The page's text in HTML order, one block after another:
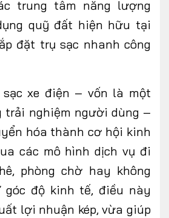
trung tâm năng lượng
quỹ đất hiện hữu tại
đặt trụ sạc nhanh công
xe điện – vốn là một
trải nghiệm người dùng –
hóa thành cơ hội kinh
các mô hình dịch vụ đi
phòng chờ hay không
góc độ kinh tế, điều này
lợi nhuận kép, vừa giúp